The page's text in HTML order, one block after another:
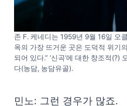
존 F. 케네디는 1959년 9월 16일 오
옥의 가장 뜨거운 곳은 도덕적 위기
되어 있다.” ‘신곡’에 대한 창조적
다(농담, 농담유골).
민노: 그런 경우가 많죠.